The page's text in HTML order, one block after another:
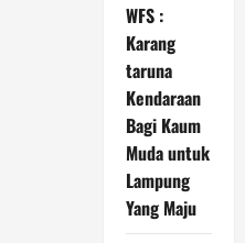
WFS :
Karang
taruna
Kendaraan
Bagi Kaum
Muda untuk
Lampung
Yang Maju